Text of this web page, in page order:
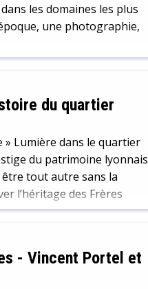
les domaines les plus
une photographie,
du quartier
» Lumière dans le quartier
du patrimoine lyonnais
tout autre sans la
l’héritage des Frères
de haut et de bas, de
-Vincent Portel et